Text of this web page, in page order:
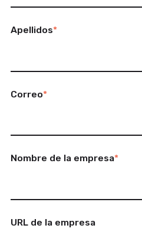
Apellidos*
Correo*
Nombre de la empresa*
URL de la empresa